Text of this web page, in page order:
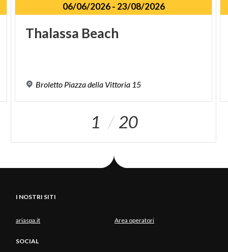
06/06/2026- 23/08/2026
Thalassa Beach
Broletto Piazzadella Vittoria 15
1 20
I NOSTRI SITI
ariaspa.it Area operatori
SOCIAL